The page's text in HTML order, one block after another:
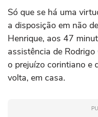
Só que se há uma
a disposição em não
Henrique, aos 47
assistência de
o prejuízo corintiano e
volta, em casa.